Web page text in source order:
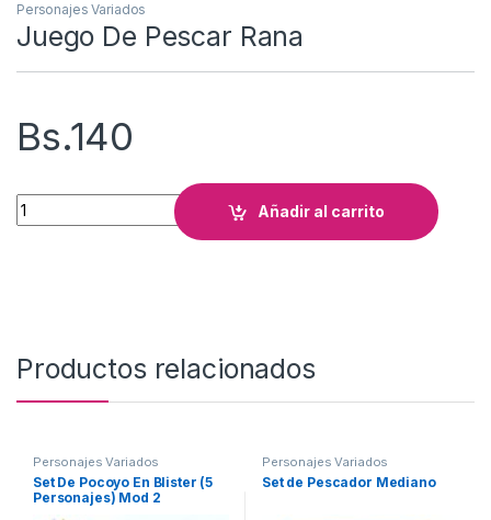
Personajes Variados
Juego De Pescar Rana
Bs.140
Juego De Pescar Rana cantidad
Añadir al carrito
Productos relacionados
Personajes Variados
Set De Pocoyo En Blister (5
Personajes) Mod 2
Personajes Variados
Set de Pescador Mediano